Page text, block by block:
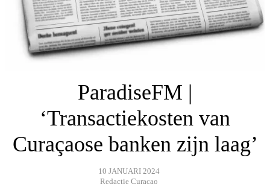
ParadiseFM |
‘Transactiekosten van
Curaçaose banken zijn laag’
10 JANUARI 2024
Redactie Curacao